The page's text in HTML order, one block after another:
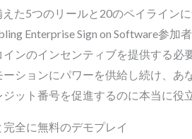
た5つのリールと20のペイライン
Enterprise Sign on Software参
ンのインセンティブを提供する
ションにパワーを供給し続け、
ット番号を促進するのに本当に役
全に無料のデモプレイ